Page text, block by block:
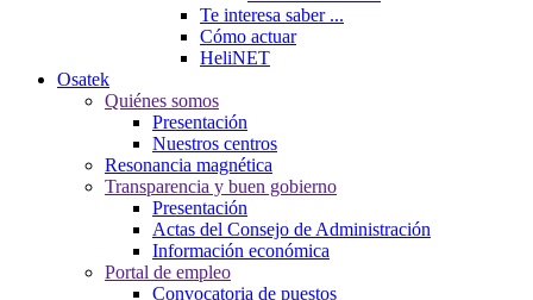
Te interesa saber ...
Cómo actuar
HeliNET
Osatek
Quiénes somos
Presentación
Nuestros centros
Resonancia magnética
Transparencia y buen gobierno
Presentación
Actas del Consejo de Administración
Información económica
Portal de empleo
Convocatoria de puestos